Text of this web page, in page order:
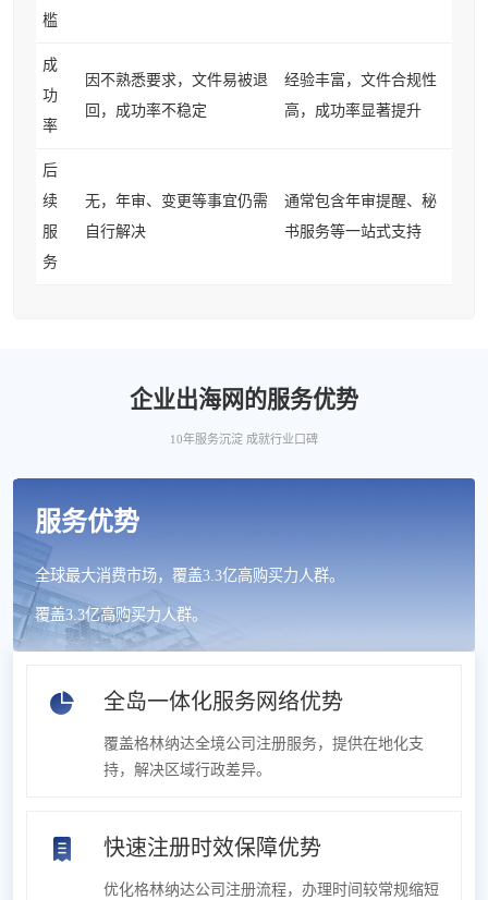
槛
成
功
率
因不熟悉要求，文件易被退
回，成功率不稳定
经验丰富，文件合规性
高，成功率显著提升
后
续
服
务
无，年审、变更等事宜仍需
自行解决
通常包含年审提醒、秘
书服务等一站式支持
企业出海网的服务优势
10年服务沉淀 成就行业口碑
服务优势
全球最大消费市场，覆盖3.3亿高购买力人群。
覆盖3.3亿高购买力人群。
全岛一体化服务网络优势
覆盖格林纳达全境公司注册服务，提供在地化支
持，解决区域行政差异。
快速注册时效保障优势
优化格林纳达公司注册流程，办理时间较常规缩短